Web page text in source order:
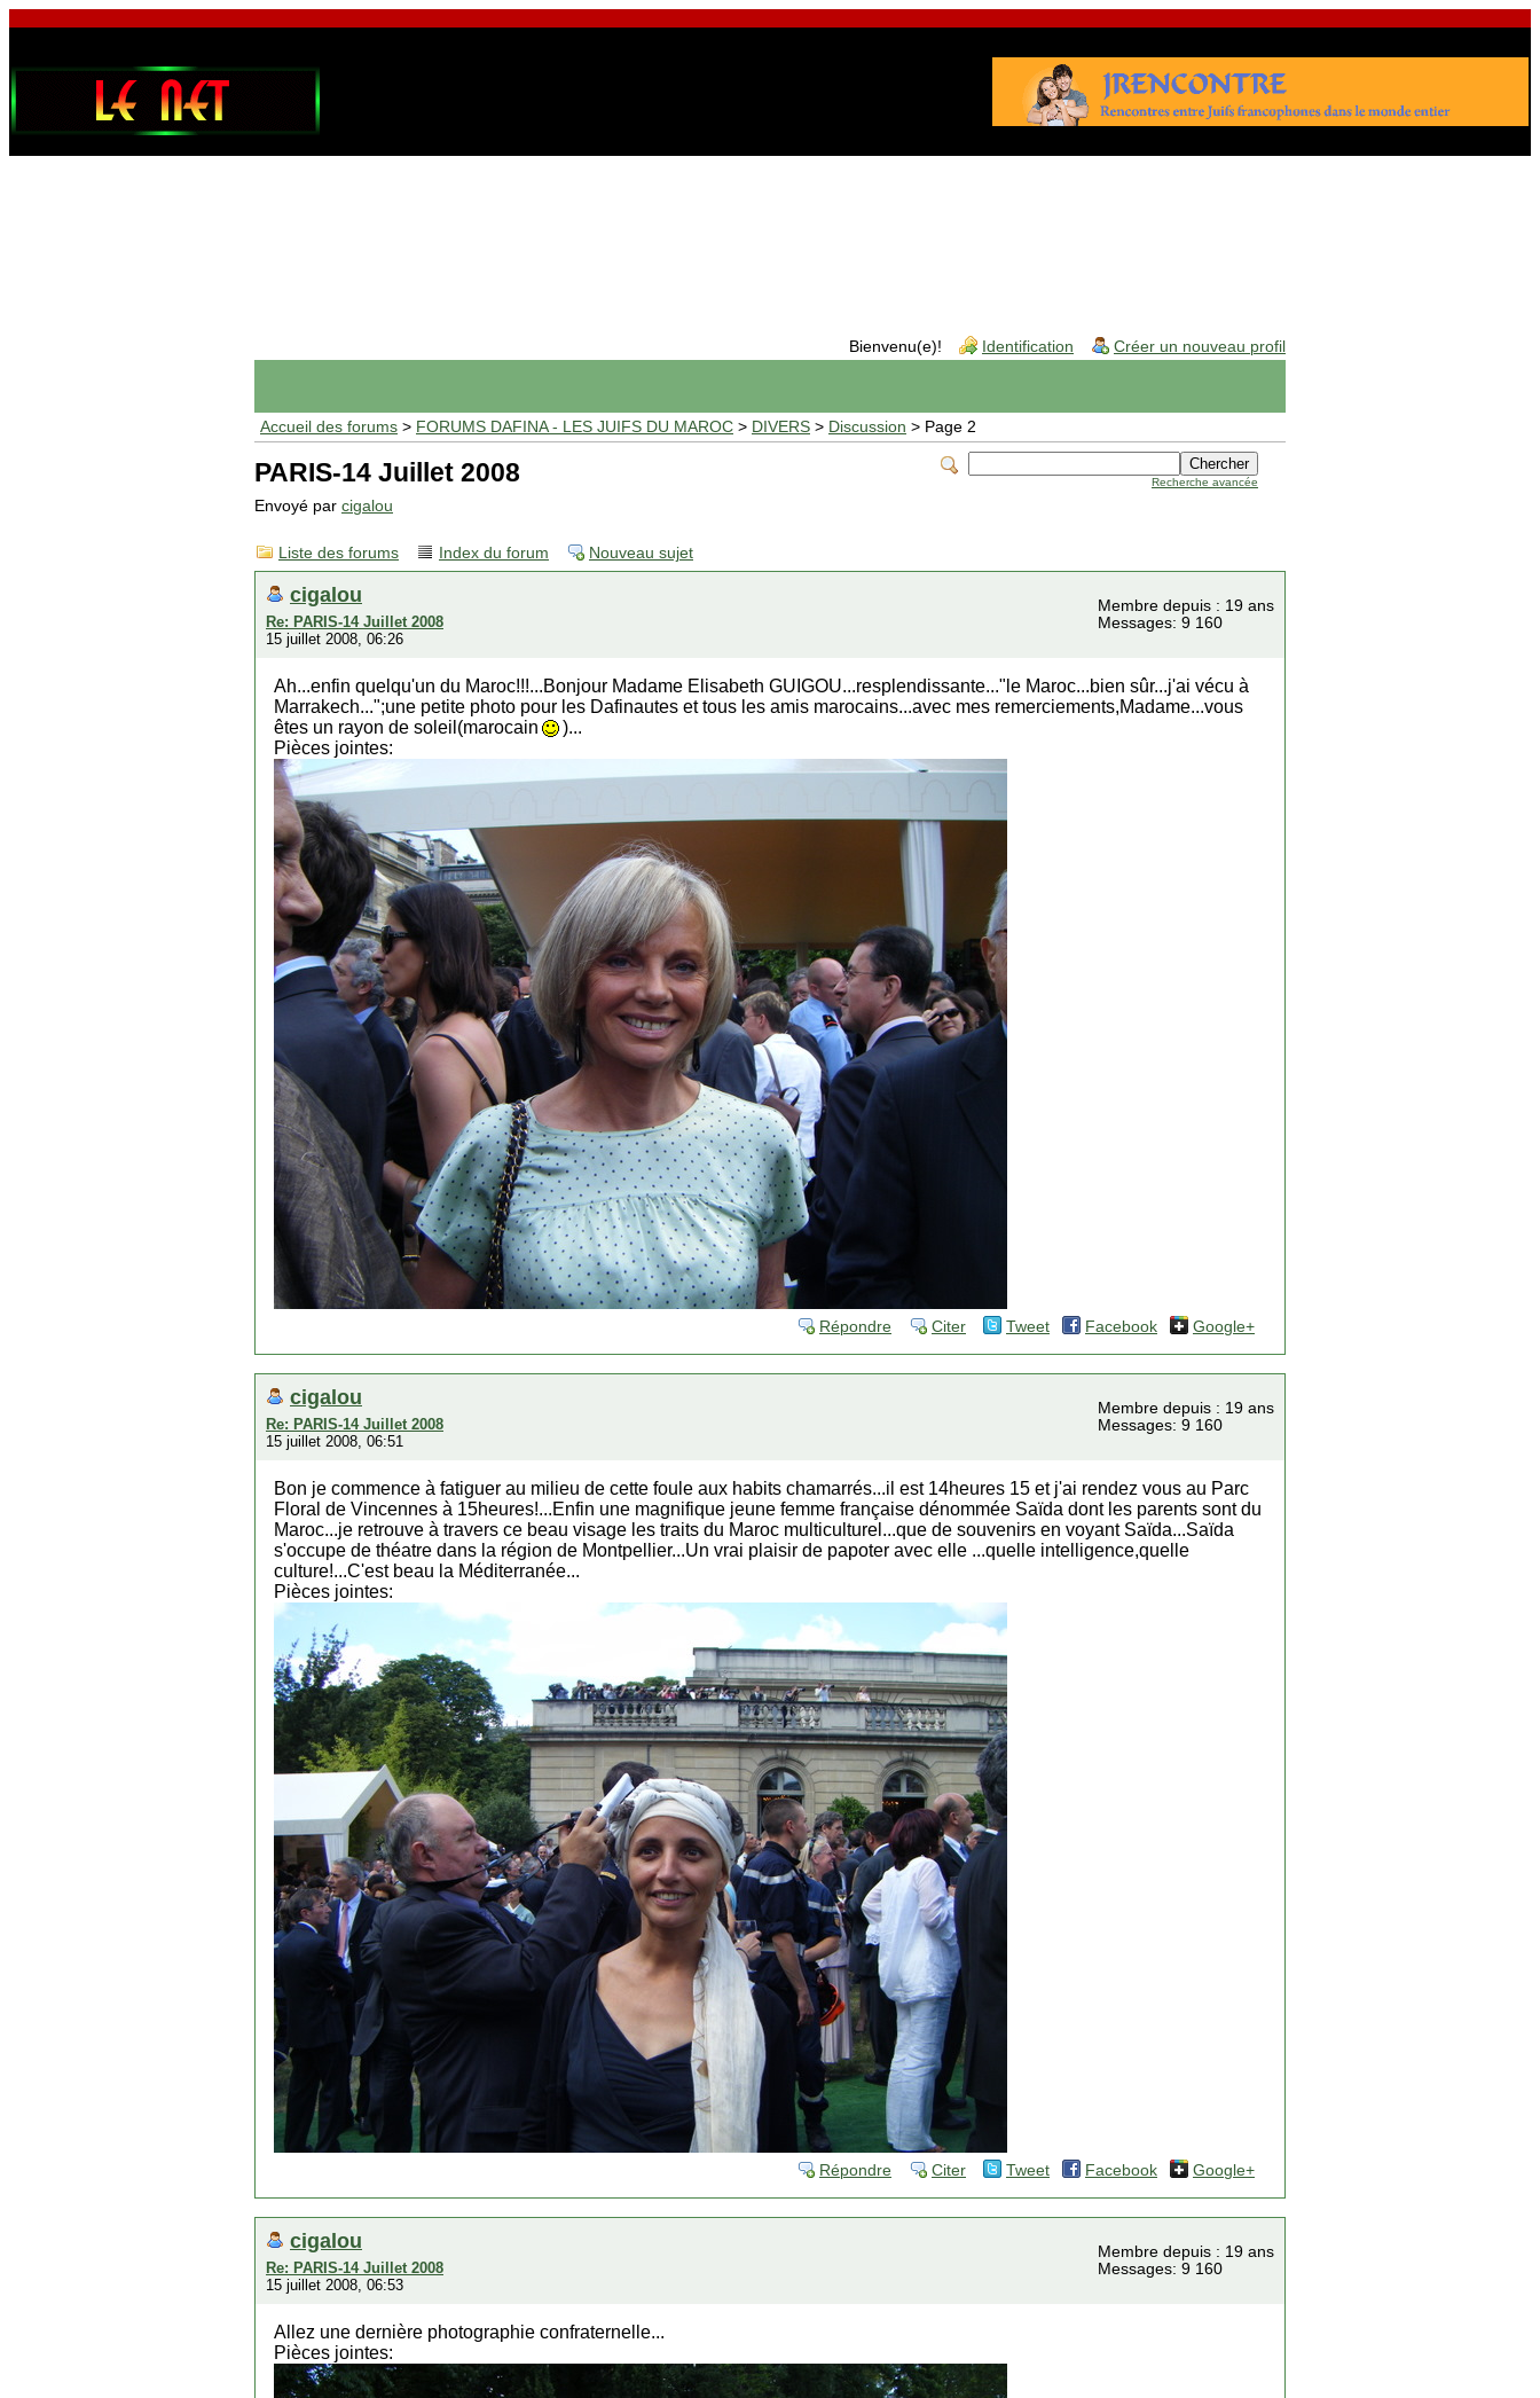
Bienvenu(e)! Identification Créer un nouveau profil
Accueil des forums > FORUMS DAFINA - LES JUIFS DU MAROC > DIVERS > Discussion > Page 2
Recherche avancée
PARIS-14 Juillet 2008
Envoyé par cigalou
Liste des forums Index du forum Nouveau sujet
cigalou
Re: PARIS-14 Juillet 2008
15 juillet 2008, 06:26
Membre depuis : 19 ans
Messages: 9 160
Ah...enfin quelqu'un du Maroc!!!...Bonjour Madame Elisabeth GUIGOU...resplendissante..."le Maroc...bien sûr...j'ai vécu à
Marrakech...";une petite photo pour les Dafinautes et tous les amis marocains...avec mes remerciements,Madame...vous
êtes un rayon de soleil(marocain
)...
Pièces jointes:
Répondre Citer Tweet Facebook Google+
cigalou
Re: PARIS-14 Juillet 2008
15 juillet 2008, 06:51
Membre depuis : 19 ans
Messages: 9 160
Bon je commence à fatiguer au milieu de cette foule aux habits chamarrés...il est 14heures 15 et j'ai rendez vous au Parc
Floral de Vincennes à 15heures!...Enfin une magnifique jeune femme française dénommée Saïda dont les parents sont du
Maroc...je retrouve à travers ce beau visage les traits du Maroc multiculturel...que de souvenirs en voyant Saïda...Saïda
s'occupe de théatre dans la région de Montpellier...Un vrai plaisir de papoter avec elle ...quelle intelligence,quelle
culture!...C'est beau la Méditerranée...
Pièces jointes:
Répondre Citer Tweet Facebook Google+
cigalou
Re: PARIS-14 Juillet 2008
15 juillet 2008, 06:53
Membre depuis : 19 ans
Messages: 9 160
Allez une dernière photographie confraternelle...
Pièces jointes: